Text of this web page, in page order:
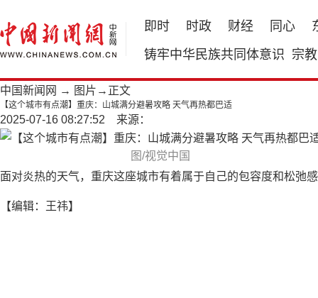
即时 时政 财经 同心
铸牢中华民族共同体意识 宗教
中国新闻网 → 图片 →正文
【这个城市有点潮】重庆：山城满分避暑攻略 天气再热都巴适
2025-07-16 08:27:52 来源：
图/视觉中国
面对炎热的天气，重庆这座城市有着属于自己的包容度和松弛
【编辑：王祎】